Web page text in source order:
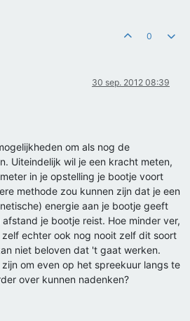
0
30 sep. 2012 08:39
om als nog de
Uiteindelijk wil je een kracht meten,
in je opstelling je bootje voort
methode zou kunnen zijn dat je een
energie aan je bootje geeft
je bootje reist. Hoe minder ver,
echter ook nog nooit zelf dit soort
niet beloven dat 't gaat werken.
om even op het spreekuur langs te
over kunnen nadenken?